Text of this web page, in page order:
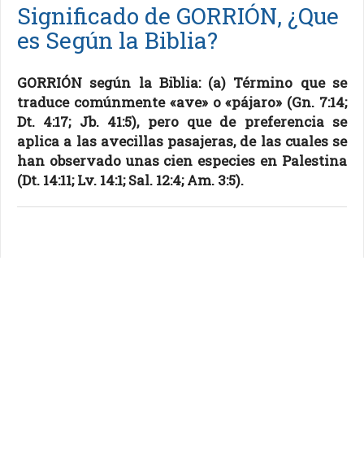
Significado de GORRIÓN, ¿Que
es Según la Biblia?
GORRIÓN según la Biblia: (a) Término que se
traduce comúnmente «ave» o «pájaro» (Gn. 7:14;
Dt. 4:17; Jb. 41:5), pero que de preferencia se
aplica a las avecillas pasajeras, de las cuales se
han observado unas cien especies en Palestina
(Dt. 14:11; Lv. 14:1; Sal. 12:4; Am. 3:5).